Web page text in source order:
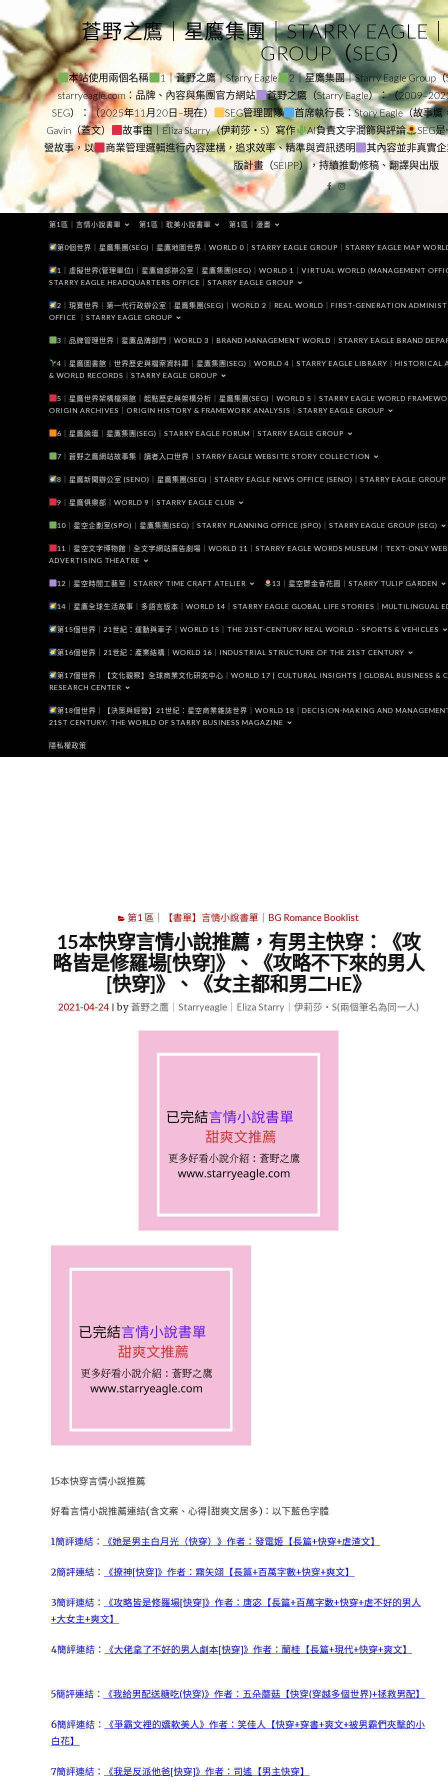
to
content
蒼野之鷹｜星鷹集團｜STARRY EAGLE
GROUP（SEG）
本站使用兩個名稱 1｜蒼野之鷹｜Starry Eagle 2｜星鷹集團｜Starry Eagle Group（
starryeagle.com：品牌、內容與集團官方網站
蒼野之鷹（Starry Eagle）：（
SEG）：（2025年11月20日–現在）
SEG管理團隊 首席執行長：Story Eagle（故事鷹
Gavin（蓋文）
故事由｜Eliza Starry（伊莉莎・S）寫作 AI負責文字潤飾與評論
SEG
營故事，以
商業管理邏輯進行內容建構，追求效率、精準與資訊透明 其內容並非真實
版計畫（SEIPP），持續推動修稿、翻譯與出版
Facebook
Instagram
第1區｜言情小說書單 第1區｜耽美小說書單 第1區｜漫畫
第0個世界｜星鷹集團(SEG)｜星鷹地圖世界｜WORLD 0｜STARRY EAGLE GROUP｜STARRY EAGLE MAP
1｜虛擬世界(管理單位)｜星鷹總部辦公室｜星鷹集團(SEG)｜WORLD 1｜VIRTUAL WORLD (MANAGEMENT
STARRY EAGLE HEADQUARTERS OFFICE｜STARRY EAGLE GROUP
2｜現實世界｜第一代行政辦公室｜星鷹集團(SEG)｜WORLD 2｜REAL WORLD｜FIRST-GENERATION
OFFICE ｜STARRY EAGLE GROUP
3｜品牌管理世界｜星鷹品牌部門｜WORLD 3｜BRAND MANAGEMENT WORLD｜STARRY EAGLE BRAND
4｜星鷹圖書館｜世界歷史與檔案資料庫｜星鷹集團(SEG)｜WORLD 4｜STARRY EAGLE LIBRARY｜HISTORICAL
& WORLD RECORDS｜STARRY EAGLE GROUP
5｜星鷹世界架構檔案館｜起點歷史與架構分析｜星鷹集團(SEG)｜WORLD 5｜STARRY EAGLE WORLD
ORIGIN ARCHIVES｜ORIGIN HISTORY & FRAMEWORK ANALYSIS｜STARRY EAGLE GROUP
6｜星鷹論壇｜星鷹集團(SEG)｜STARRY EAGLE FORUM｜STARRY EAGLE GROUP
7｜蒼野之鷹網站故事集｜讀者入口世界｜STARRY EAGLE WEBSITE STORY COLLECTION
8｜星鷹新聞辦公室 (SENO)｜星鷹集團(SEG)｜STARRY EAGLE NEWS OFFICE (SENO)｜STARRY EAGLE GROUP
9｜星鷹俱樂部｜WORLD 9｜STARRY EAGLE CLUB
10｜星空企劃室(SPO)｜星鷹集團(SEG)｜STARRY PLANNING OFFICE (SPO)｜STARRY EAGLE GROUP (SEG)
11｜星空文字博物館｜全文字網站廣告劇場｜WORLD 11｜STARRY EAGLE WORDS MUSEUM｜TEXT-ONLY
ADVERTISING THEATRE
12｜星空時間工藝室｜STARRY TIME CRAFT ATELIER 13｜星空鬱金香花園｜STARRY TULIP GARDEN
14｜星鷹全球生活故事｜多語言版本｜WORLD 14｜STARRY EAGLE GLOBAL LIFE STORIES｜MULTILINGUAL
第15個世界｜21世紀：運動與車子｜WORLD 15｜THE 21ST-CENTURY REAL WORLD．SPORTS & VEHICLES
第16個世界｜21世紀：產業結構｜WORLD 16｜INDUSTRIAL STRUCTURE OF THE 21ST CENTURY
第17個世界｜【文化觀察】全球商業文化研究中心｜WORLD 17 | CULTURAL INSIGHTS | GLOBAL BUSINESS &
RESEARCH CENTER
第18個世界｜【決策與經營】21世紀：星空商業雜誌世界｜WORLD 18｜DECISION-MAKING AND
21ST CENTURY: THE WORLD OF STARRY BUSINESS MAGAZINE
隱私權政策
第1 區｜【書單】言情小說書單｜BG Romance Booklist
15本快穿言情小說推薦，有男主快穿：《攻
略皆是修羅場[快穿]》、《攻略不下來的男人
[快穿]》、《女主都和男二HE》
2021-04-24 by 蒼野之鷹｜Starryeagle｜Eliza Starry｜伊莉莎・S(兩個筆名為同一人)
15本快穿言情小說推薦
好看言情小說推薦連結(含文案、心得|甜爽文居多)：以下藍色字體
1簡評連結： 《她是男主白月光（快穿）》作者：發電姬【長篇+快穿+虐渣文】
2簡評連結： 《撩神[快穿]》作者：霧矢翊【長篇+百萬字數+快穿+爽文】
3簡評連結：
《攻略皆是修羅場[快穿]》作者：唐宓【長篇+百萬字數+快穿+虐不好的男人
+大女主+爽文】
4簡評連結： 《大佬拿了不好的男人劇本[快穿]》作者：蘭桂【長篇+現代+快穿+爽文】
5簡評連結： 《我給男配送糖吃(快穿)》作者：五朵蘑菇【快穿(穿越多個世界)+拯救男配】
6簡評連結：
《爭霸文裡的嬌軟美人》作者：笑佳人【快穿+穿書+爽文+被男霸們夾擊的小
白花】
7簡評連結： 《我是反派他爸[快穿]》作者：司遙【男主快穿】